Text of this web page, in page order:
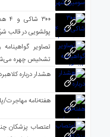
۳۰۰
پولشویی در قالب
تصاویر
تشخیص چهره
هشدار درباره
هفته‌نامه مهاجرت/
اعتصاب پزشکان